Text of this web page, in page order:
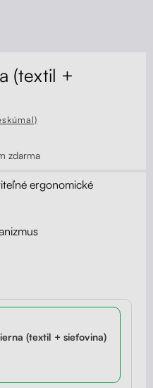
(textil +
zdarma
ergonomické
(textil + sieťovina)